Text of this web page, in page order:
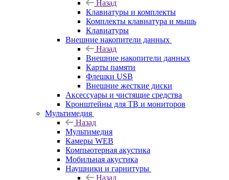
Назад
Клавиатуры и комплекты
Комплекты клавиатура и мышь
Клавиатуры
Внешние накопители данных
Назад
Внешние накопители данных
Карты памяти
Флешки USB
Внешние жесткие диски
Аксессуары и чистящие средства
Кронштейны для ТВ и мониторов
Мультимедия
Назад
Мультимедия
Камеры WEB
Компьютерная акустика
Мобильная акустика
Наушники и гарнитуры
Назад